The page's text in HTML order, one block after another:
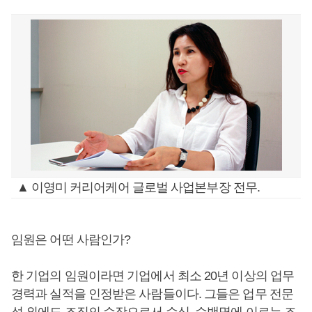
▲ 이영미 커리어케어 글로벌 사업본부장 전무.
임원은 어떤 사람인가?
한 기업의 임원이라면 기업에서 최소 20년 이상의 업무
경력과 실적을 인정받은 사람들이다. 그들은 업무 전문